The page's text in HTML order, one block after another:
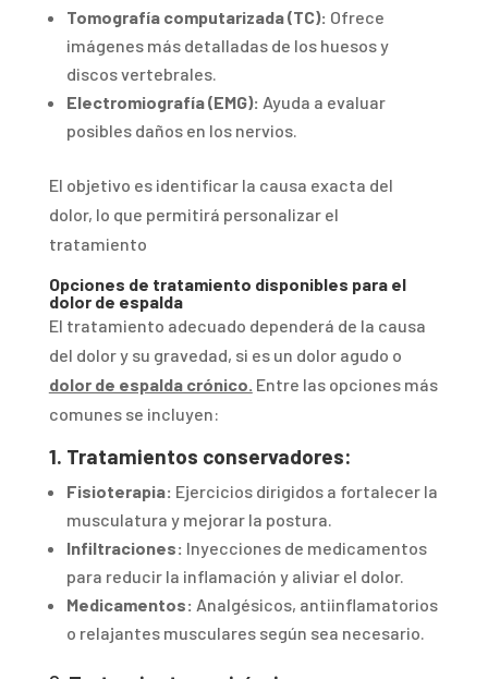
Tomografía computarizada (TC): Ofrece
imágenes más detalladas de los huesos y
discos vertebrales.
Electromiografía (EMG): Ayuda a evaluar
posibles daños en los nervios.
El objetivo es identificar la causa exacta del
dolor, lo que permitirá personalizar el
tratamiento
Opciones de tratamiento disponibles para el
dolor de espalda
El tratamiento adecuado dependerá de la causa
del dolor y su gravedad, si es un dolor agudo o
dolor de espalda crónico. Entre las opciones más
comunes se incluyen:
1. Tratamientos conservadores:
Fisioterapia: Ejercicios dirigidos a fortalecer la
musculatura y mejorar la postura.
Infiltraciones: Inyecciones de medicamentos
para reducir la inflamación y aliviar el dolor.
Medicamentos: Analgésicos, antiinflamatorios
o relajantes musculares según sea necesario.